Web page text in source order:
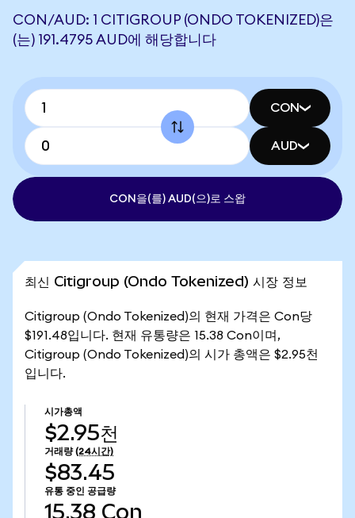
CON/AUD: 1 CITIGROUP (ONDO TOKENIZED)은
(는) 191.4795 AUD에 해당합니다
CON
AUD
CON을(를) AUD(으)로 스왑
최신 Citigroup (Ondo Tokenized) 시장 정보
Citigroup (Ondo Tokenized)의 현재 가격은 Con당
$191.48입니다. 현재 유통량은 15.38 Con이며,
Citigroup (Ondo Tokenized)의 시가 총액은 $2.95천
입니다.
시가총액
$2.95천
거래량 (24시간)
$83.45
유통 중인 공급량
15.38 Con